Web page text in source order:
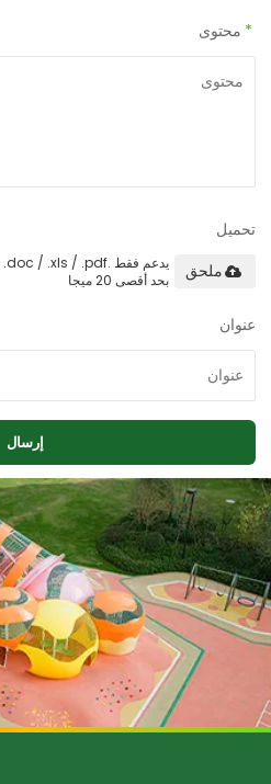
* محتوى
تحميل
بحد أقصى 20 ميجا
ملحق
عنوان
إرسال